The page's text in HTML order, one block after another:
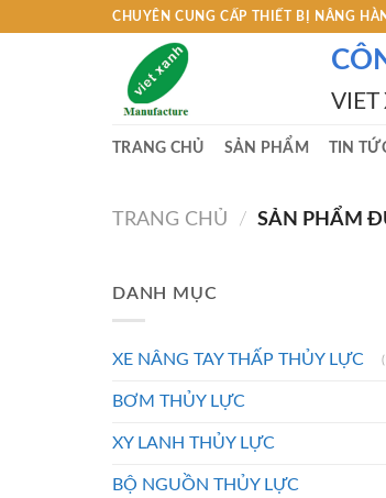
CHUYÊN CUNG CẤP THIẾT BỊ NÂNG
VIET
TRANG CHỦ SẢN PHẨM TIN
TRANG CHỦ / SẢN PHẨM
DANH MỤC
XE NÂNG TAY THẤP THỦY LỰC
BƠM THỦY LỰC
XY LANH THỦY LỰC
BỘ NGUỒN THỦY LỰC